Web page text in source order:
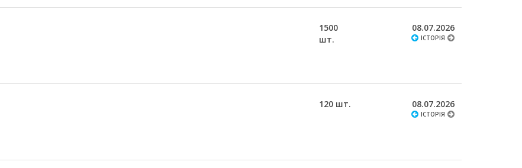
1500
шт.
08.07.2026
ІСТОРІЯ
120 шт. 08.07.2026
ІСТОРІЯ